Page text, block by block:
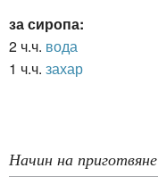
за сиропа:
2 ч.ч. вода
1 ч.ч. захар
Начин на приготвяне